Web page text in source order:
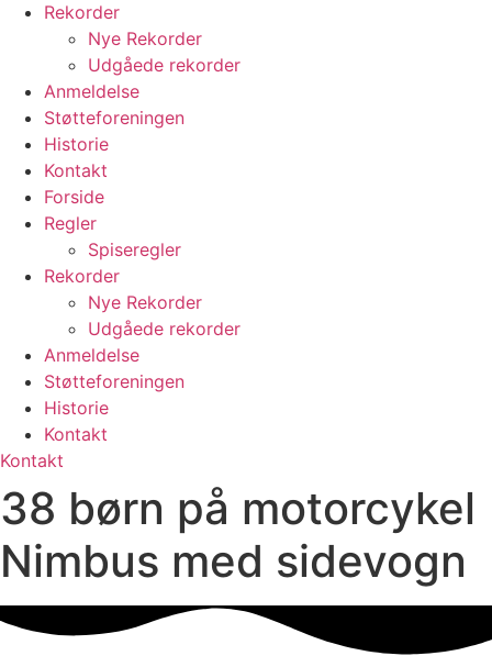
Rekorder
Nye Rekorder
Udgåede rekorder
Anmeldelse
Støtteforeningen
Historie
Kontakt
Forside
Regler
Spiseregler
Rekorder
Nye Rekorder
Udgåede rekorder
Anmeldelse
Støtteforeningen
Historie
Kontakt
Kontakt
38 børn på motorcykel
Nimbus med sidevogn